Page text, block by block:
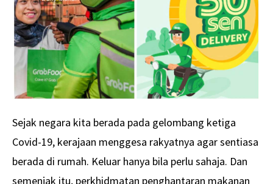
Sejak negara kita berada pada gelombang ketiga
Covid-19, kerajaan menggesa rakyatnya agar sentiasa
berada di rumah. Keluar hanya bila perlu sahaja. Dan
semenjak itu, perkhidmatan penghantaran makanan